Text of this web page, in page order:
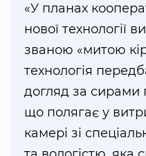
«У планах
нової технології
званою «митою
технологія
догляд за сирами
що полягає у
камері зі